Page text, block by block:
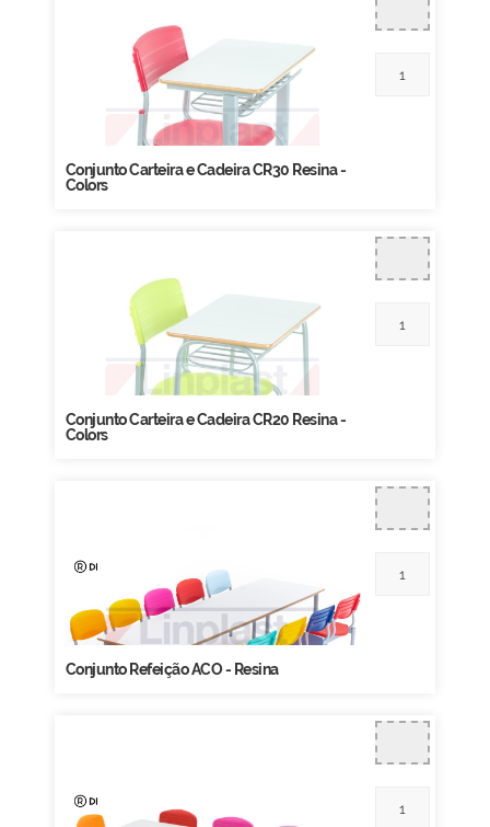
Conjunto Carteira e Cadeira CR30 Resina -
Colors
Conjunto Carteira e Cadeira CR20 Resina -
Colors
Conjunto Refeição ACO - Resina